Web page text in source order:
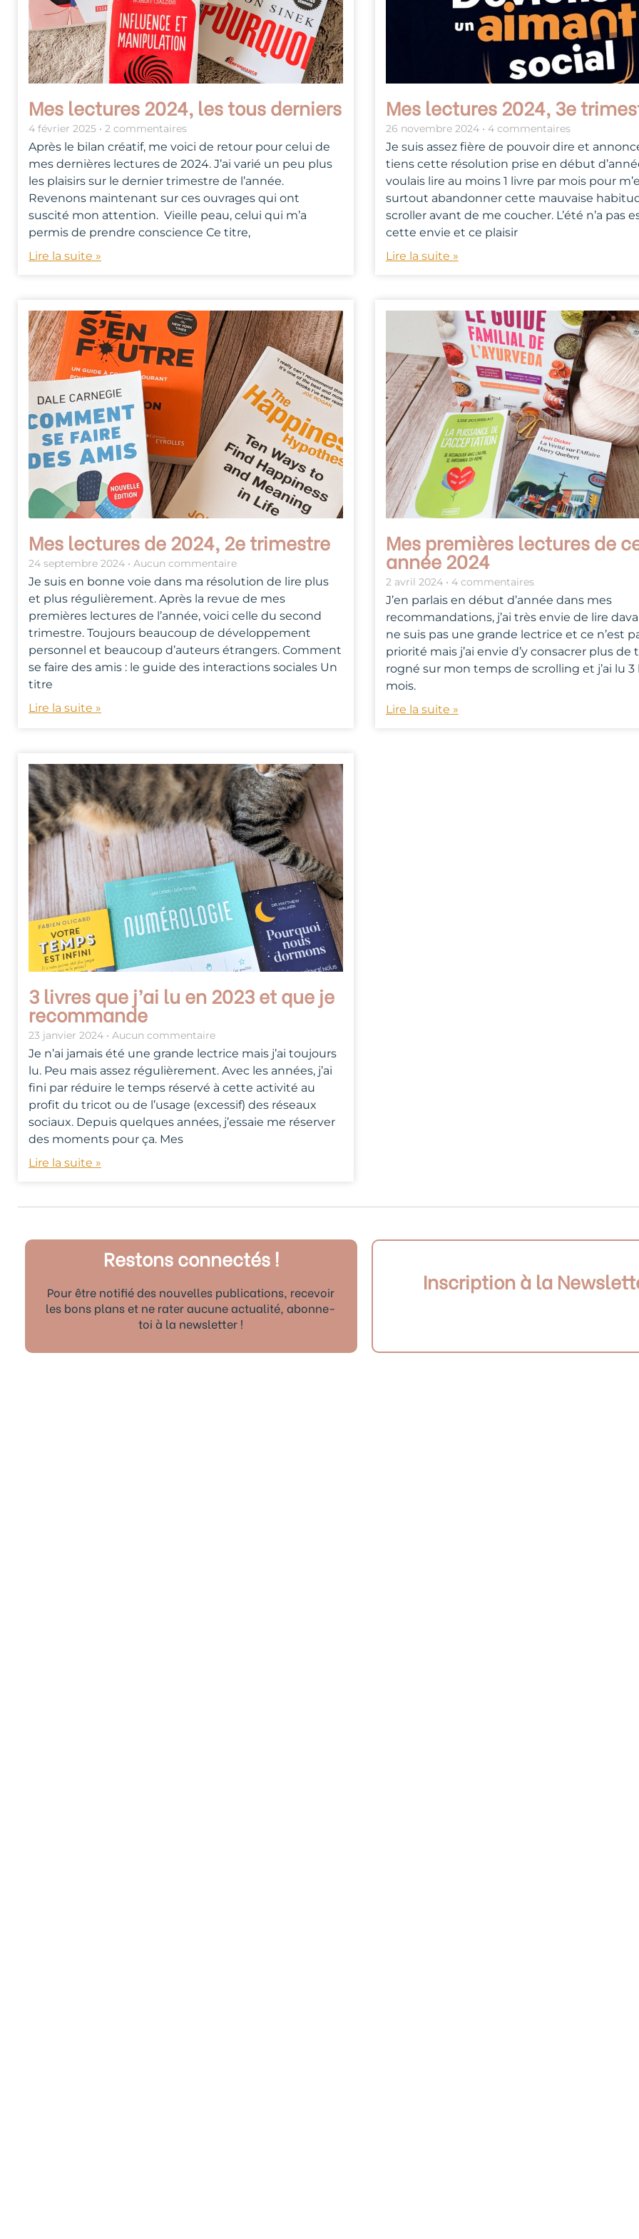
Mes lectures 2024, les tous derniers
4 février 2025 2 commentaires
Après le bilan créatif, me voici de retour pour celui de
mes dernières lectures de 2024. J’ai varié un peu plus
les plaisirs sur le dernier trimestre de l’année.
Revenons maintenant sur ces ouvrages qui ont
suscité mon attention. Vieille peau, celui qui m’a
permis de prendre conscience Ce titre,
Lire la suite »
Mes lectures 2024, 3e
26 novembre 2024 4 commentaires
Je suis assez fière de pouvoir dire et
tiens cette résolution prise en début
voulais lire au moins 1 livre par mois pour
surtout abandonner cette mauvaise
scroller avant de me coucher. L’été n’a pas
cette envie et ce plaisir
Lire la suite »
Mes lectures de 2024, 2e trimestre
24 septembre 2024 Aucun commentaire
Je suis en bonne voie dans ma résolution de lire plus
et plus régulièrement. Après la revue de mes
premières lectures de l’année, voici celle du second
trimestre. Toujours beaucoup de développement
personnel et beaucoup d’auteurs étrangers. Comment
se faire des amis : le guide des interactions sociales Un
titre
Lire la suite »
Mes premières lectures de
année 2024
2 avril 2024 4 commentaires
J’en parlais en début d’année dans mes
recommandations, j’ai très envie de lire
ne suis pas une grande lectrice et ce n’est
priorité mais j’ai envie d’y consacrer plus de
rogné sur mon temps de scrolling et j’ai lu 3
mois.
Lire la suite »
3 livres que j’ai lu en 2023 et que je
recommande
23 janvier 2024 Aucun commentaire
Je n’ai jamais été une grande lectrice mais j’ai toujours
lu. Peu mais assez régulièrement. Avec les années, j’ai
fini par réduire le temps réservé à cette activité au
profit du tricot ou de l’usage (excessif) des réseaux
sociaux. Depuis quelques années, j’essaie me réserver
des moments pour ça. Mes
Lire la suite »
Restons connectés !
Pour être notifié des nouvelles publications, recevoir
les bons plans et ne rater aucune actualité, abonne-
toi à la newsletter !
Inscription à la